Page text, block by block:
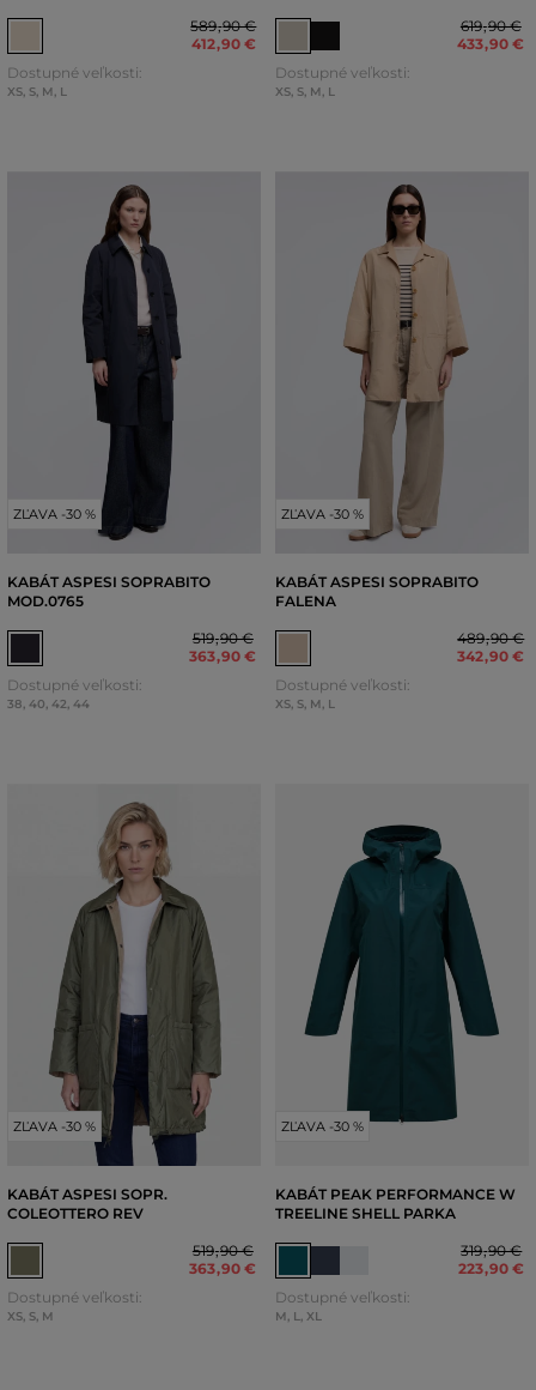
589,90 €
412,90 €
Dostupné veľkosti:
XS, S, M, L
619,90 €
433,90 €
Dostupné veľkosti:
XS, S, M, L
ZĽAVA -30 %
KABÁT ASPESI SOPRABITO
MOD.0765
519,90 €
363,90 €
Dostupné veľkosti:
38, 40, 42, 44
ZĽAVA -30 %
KABÁT ASPESI SOPRABITO
FALENA
489,90 €
342,90 €
Dostupné veľkosti:
XS, S, M, L
ZĽAVA -30 %
KABÁT ASPESI SOPR.
COLEOTTERO REV
519,90 €
363,90 €
Dostupné veľkosti:
XS, S, M
ZĽAVA -30 %
KABÁT PEAK PERFORMANCE W
TREELINE SHELL PARKA
319,90 €
223,90 €
Dostupné veľkosti:
M, L, XL